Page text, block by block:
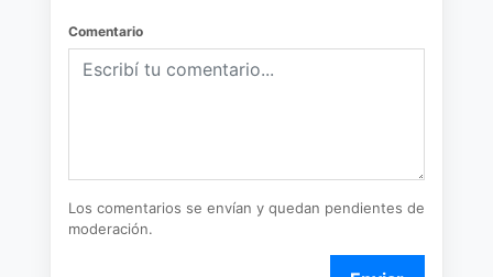
Comentario
Los comentarios se envían y quedan pendientes de
moderación.